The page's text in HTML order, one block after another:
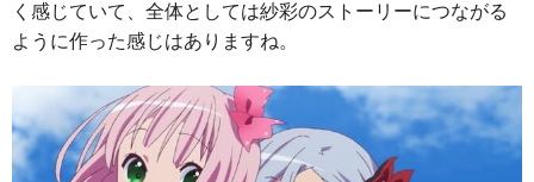
く感じていて、全体としては紗彩のストーリーにつながる
ように作った感じはありますね。